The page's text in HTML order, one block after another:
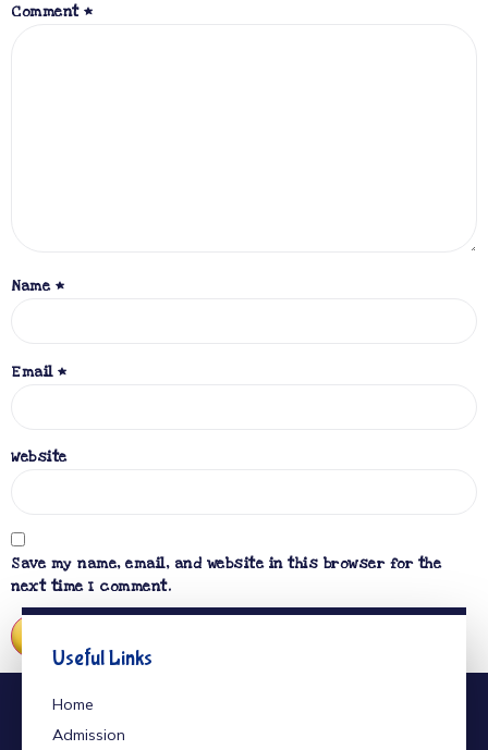
Comment *
Name *
Email *
Website
Save my name, email, and website in this browser for the
next time I comment.
Useful Links
Home
Admission